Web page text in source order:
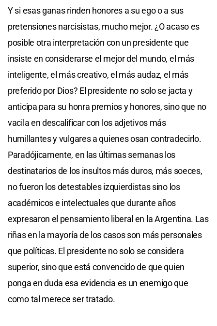
Y si esas ganas rinden honores a su ego o a sus
pretensiones narcisistas, mucho mejor. ¿O acaso es
posible otra interpretación con un presidente que
insiste en considerarse el mejor del mundo, el más
inteligente, el más creativo, el más audaz, el más
preferido por Dios? El presidente no solo se jacta y
anticipa para su honra premios y honores, sino que no
vacila en descalificar con los adjetivos más
humillantes y vulgares a quienes osan contradecirlo.
Paradójicamente, en las últimas semanas los
destinatarios de los insultos más duros, más soeces,
no fueron los detestables izquierdistas sino los
académicos e intelectuales que durante años
expresaron el pensamiento liberal en la Argentina. Las
riñas en la mayoría de los casos son más personales
que políticas. El presidente no solo se considera
superior, sino que está convencido de que quien
ponga en duda esa evidencia es un enemigo que
como tal merece ser tratado.